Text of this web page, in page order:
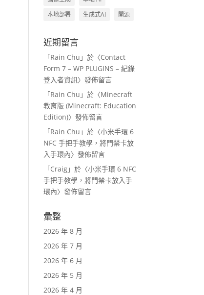
本地部署
生成式AI 開源
近期留言
「Rain Chu 」於〈Contact
Form 7 – WP PLUGINS – 紀錄
登入者資訊〉發佈留言
「Rain Chu 」於〈Minecraft
教育版 (Minecraft: Education
Edition)〉發佈留言
「Rain Chu 」於〈小米手環 6
NFC 手把手教學，將門禁卡放
入手環內〉發佈留言
「Craig 」於〈小米手環 6 NFC
手把手教學，將門禁卡放入手
環內〉發佈留言
彙整
2026 年 8 月
2026 年 7 月
2026 年 6 月
2026 年 5 月
2026 年 4 月